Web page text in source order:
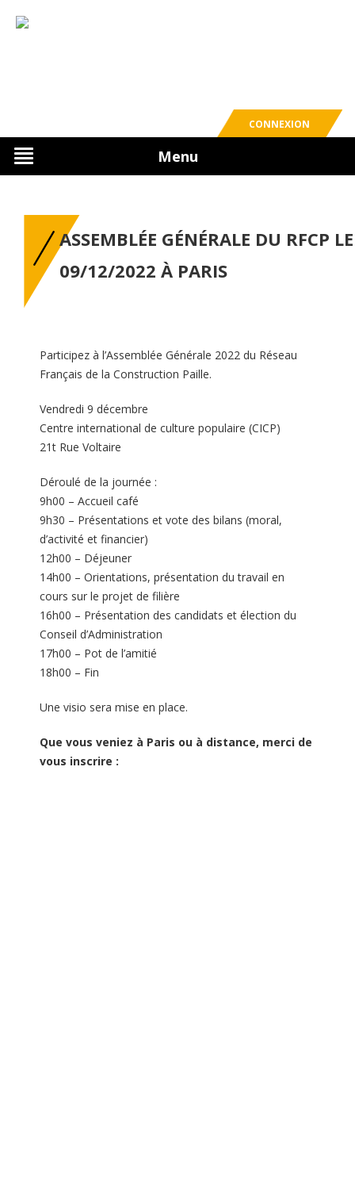
Menu
CONNEXION
ASSEMBLÉE GÉNÉRALE DU RFCP LE
09/12/2022 À PARIS
Participez à l’Assemblée Générale 2022 du Réseau
Français de la Construction Paille.
Vendredi 9 décembre
Centre international de culture populaire (CICP)
21t Rue Voltaire
Déroulé de la journée :
9h00 – Accueil café
9h30 – Présentations et vote des bilans (moral,
d’activité et financier)
12h00 – Déjeuner
14h00 – Orientations, présentation du travail en
cours sur le projet de filière
16h00 – Présentation des candidats et élection du
Conseil d’Administration
17h00 – Pot de l’amitié
18h00 – Fin
Une visio sera mise en place.
Que vous veniez à Paris ou à distance, merci de
vous inscrire :